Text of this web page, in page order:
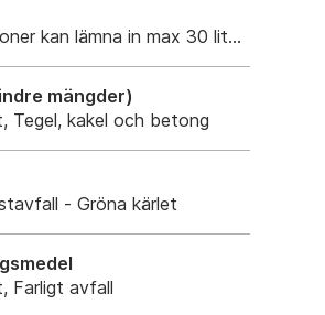
kan lämna in max 30 liter utan
mängder)
Tegel, kakel och betong
- Gröna kärlet
Farligt avfall